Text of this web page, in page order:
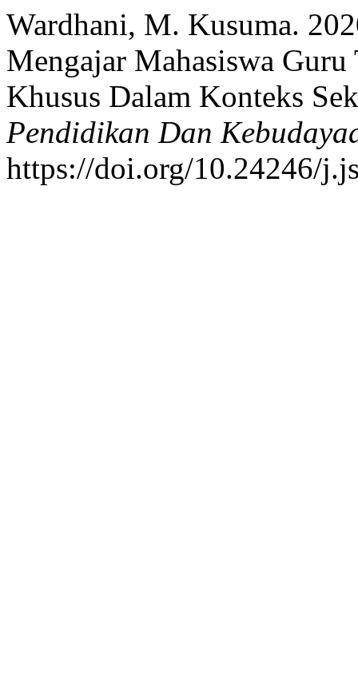
Wardhani, M. Kusuma.
Mengajar Mahasiswa
Khusus Dalam Konteks
Pendidikan Dan
https://doi.org/10.24246/